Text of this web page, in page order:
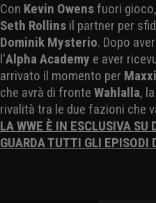
Con Kevin Owensfuori gioco,
Seth Rollins il partner per
Dominik Mysterio. Dopo
l'Alpha Academy e aver
arrivato il momento per
che avrà di fronte Wahlalla,
rivalità tra le due fazioni che
LA WWE È IN ESCLUSIVA
GUARDA TUTTI GLI EPISODI